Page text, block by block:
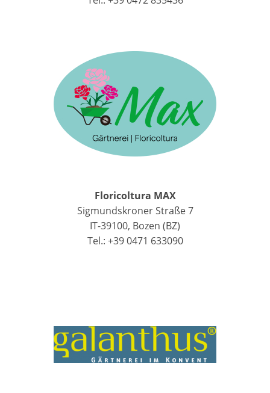
Floricoltura MAX
Sigmundskroner Straße 7
IT-39100, Bozen (BZ)
Tel.: +39 0471 633090